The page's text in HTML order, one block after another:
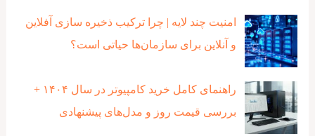
امنیت چند لایه | چرا ترکیب ذخیره‌ سازی آفلاین
و آنلاین برای سازمان‌ها حیاتی است؟
راهنمای کامل خرید کامپیوتر در سال ۱۴۰۴ +
بررسی قیمت روز و مدل‌های پیشنهادی